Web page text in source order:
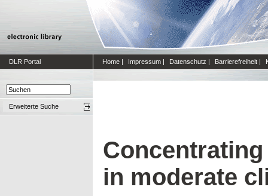
DLR Portal Home | Impressum | Datenschutz | Barrierefreiheit |
Erweiterte Suche
in moderate